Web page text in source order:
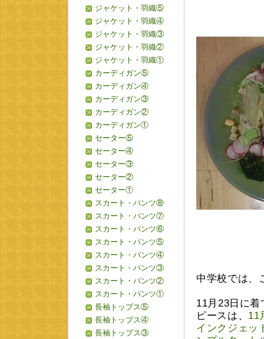
中学校では、
11月23日に
ピースは、 11
インクジェッ
ジャケット・羽織⑤
ジャケット・羽織④
ジャケット・羽織③
ジャケット・羽織②
ジャケット・羽織①
カーディガン⑤
カーディガン④
カーディガン③
カーディガン②
カーディガン①
セーター⑤
セーター④
セーター③
セーター②
セーター①
スカート・パンツ⑧
スカート・パンツ⑦
スカート・パンツ⑥
スカート・パンツ⑤
スカート・パンツ④
スカート・パンツ③
スカート・パンツ②
スカート・パンツ①
長袖トップス⑤
長袖トップス④
長袖トップス③